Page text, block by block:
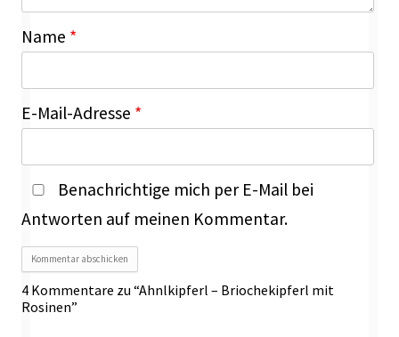
Name *
E-Mail-Adresse *
Benachrichtige mich per E-Mail bei
Antworten auf meinen Kommentar.
4 Kommentare zu “Ahnlkipferl – Briochekipferl mit
Rosinen”